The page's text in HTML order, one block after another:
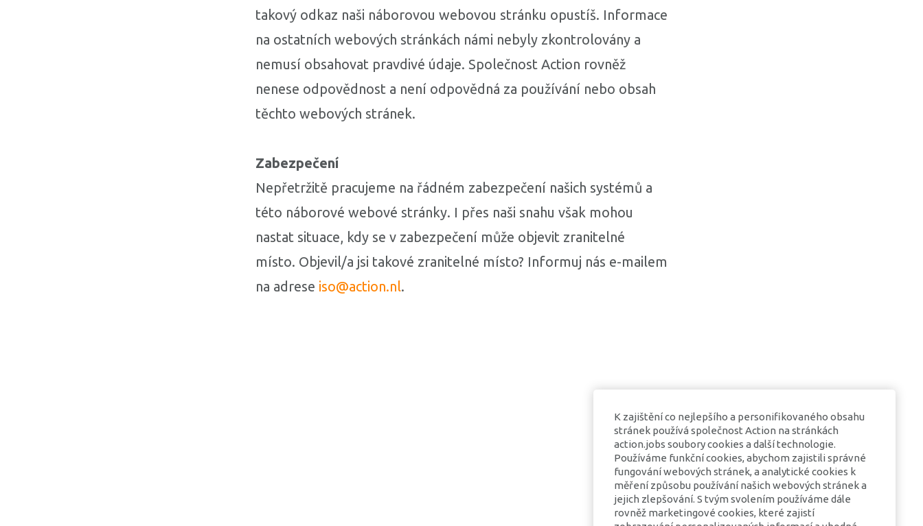
K zajištění co nejlepšího a personifikovaného obsahu
stránek používá společnost Action na stránkách
action.jobs soubory cookies a další technologie.
Používáme funkční cookies, abychom zajistili správné
fungování webových stránek, a analytické cookies k
měření způsobu používání našich webových stránek a
jejich zlepšování. S tvým svolením používáme dále
rovněž marketingové cookies, které zajistí
takový odkaz naši náborovou webovou stránku opustíš. Informace
na ostatních webových stránkách námi nebyly zkontrolovány a
nemusí obsahovat pravdivé údaje. Společnost Action rovněž
nenese odpovědnost a není odpovědná za používání nebo obsah
těchto webových stránek.
Zabezpečení
Nepřetržitě pracujeme na řádném zabezpečení našich systémů a
této náborové webové stránky. I přes naši snahu však mohou
nastat situace, kdy se v zabezpečení může objevit zranitelné
místo. Objevil/a jsi takové zranitelné místo? Informuj nás e-mailem
na adrese iso@action.nl.